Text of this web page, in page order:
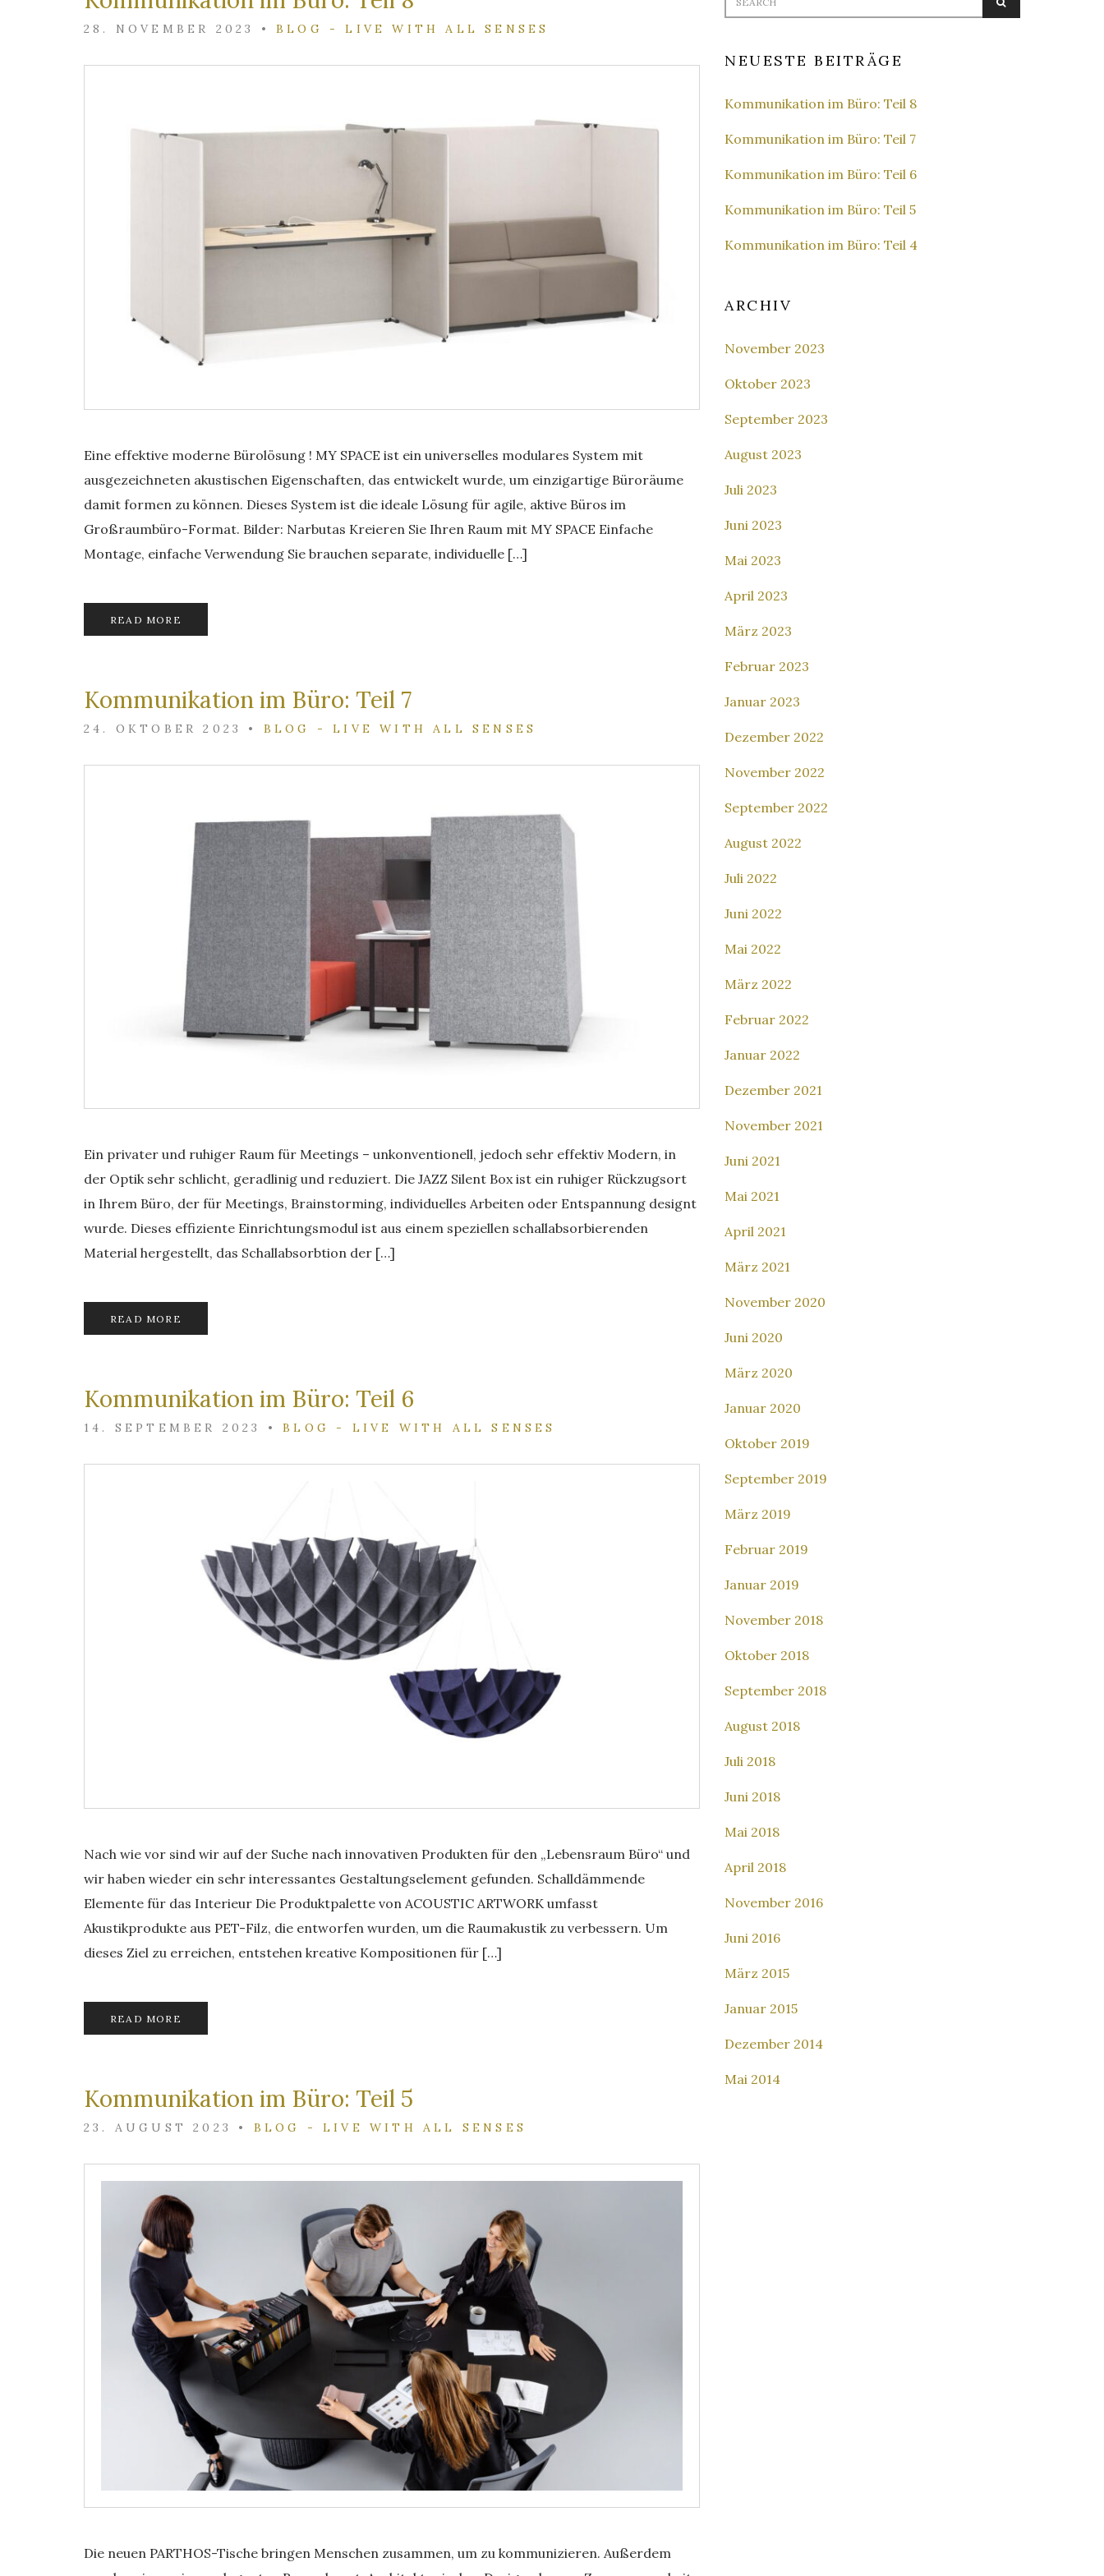
28. NOVEMBER 2023 •BLOG - LIVE WITH ALL SENSES
Eine effektive moderne Bürolösung ! MY SPACE ist ein universelles modulares System mit
ausgezeichneten akustischen Eigenschaften, das entwickelt wurde, um einzigartige Büroräume
damit formen zu können. Dieses System ist die ideale Lösung für agile, aktive Büros im
Großraumbüro-Format. Bilder: Narbutas Kreieren Sie Ihren Raum mit MY SPACE Einfache
Montage, einfache Verwendung Sie brauchen separate, individuelle […]
READ MORE
Kommunikation im Büro: Teil 7
24. OKTOBER 2023 • BLOG - LIVE WITH ALL SENSES
Ein privater und ruhiger Raum für Meetings – unkonventionell, jedoch sehr effektiv Modern, in
der Optik sehr schlicht, geradlinig und reduziert. Die JAZZ Silent Box ist ein ruhiger Rückzugsort
in Ihrem Büro, der für Meetings, Brainstorming, individuelles Arbeiten oder Entspannung designt
wurde. Dieses effiziente Einrichtungsmodul ist aus einem speziellen schallabsorbierenden
Material hergestellt, das Schallabsorbtion der […]
READ MORE
Kommunikation im Büro: Teil 6
14. SEPTEMBER 2023 •BLOG - LIVE WITH ALL SENSES
Nach wie vor sind wir auf der Suche nach innovativen Produkten für den „Lebensraum Büro“ und
wir haben wieder ein sehr interessantes Gestaltungselement gefunden. Schalldämmende
Elemente für das Interieur Die Produktpalette von ACOUSTIC ARTWORK umfasst
Akustikprodukte aus PET-Filz, die entworfen wurden, um die Raumakustik zu verbessern. Um
dieses Ziel zu erreichen, entstehen kreative Kompositionen für […]
READ MORE
Kommunikation im Büro: Teil 5
23. AUGUST 2023 • BLOG - LIVE WITH ALL SENSES
Die neuen PARTHOS-Tische bringen Menschen zusammen, um zu kommunizieren. Außerdem
for:
NEUESTE BEITRÄGE
Kommunikation im Büro: Teil 8
Kommunikation im Büro: Teil 7
Kommunikation im Büro: Teil 6
Kommunikation im Büro: Teil 5
Kommunikation im Büro: Teil 4
ARCHIV
November 2023
Oktober 2023
September 2023
August 2023
Juli 2023
Juni 2023
Mai 2023
April 2023
März 2023
Februar 2023
Januar 2023
Dezember 2022
November 2022
September 2022
August 2022
Juli 2022
Juni 2022
Mai 2022
März 2022
Februar 2022
Januar 2022
Dezember 2021
November 2021
Juni 2021
Mai 2021
April 2021
März 2021
November 2020
Juni 2020
März 2020
Januar 2020
Oktober 2019
September 2019
März 2019
Februar 2019
Januar 2019
November 2018
Oktober 2018
September 2018
August 2018
Juli 2018
Juni 2018
Mai 2018
April 2018
November 2016
Juni 2016
März 2015
Januar 2015
Dezember 2014
Mai 2014